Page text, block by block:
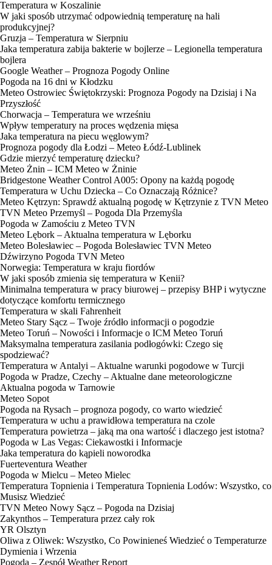
Temperatura w Koszalinie
W jaki sposób utrzymać odpowiednią temperaturę na hali
produkcyjnej?
Gruzja – Temperatura w Sierpniu
Jaka temperatura zabija bakterie w bojlerze – Legionella temperatura
bojlera
Google Weather – Prognoza Pogody Online
Pogoda na 16 dni w Kłodzku
Meteo Ostrowiec Świętokrzyski: Prognoza Pogody na Dzisiaj i Na
Przyszłość
Chorwacja – Temperatura we wrześniu
Wpływ temperatury na proces wędzenia mięsa
Jaka temperatura na piecu węglowym?
Prognoza pogody dla Łodzi – Meteo Łódź-Lublinek
Gdzie mierzyć temperaturę dziecku?
Meteo Żnin – ICM Meteo w Żninie
Bridgestone Weather Control A005: Opony na każdą pogodę
Temperatura w Uchu Dziecka – Co Oznaczają Różnice?
Meteo Kętrzyn: Sprawdź aktualną pogodę w Kętrzynie z TVN Meteo
TVN Meteo Przemyśl – Pogoda Dla Przemyśla
Pogoda w Zamościu z Meteo TVN
Meteo Lębork – Aktualna temperatura w Lęborku
Meteo Bolesławiec – Pogoda Bolesławiec TVN Meteo
Dźwirzyno Pogoda TVN Meteo
Norwegia: Temperatura w kraju fiordów
W jaki sposób zmienia się temperatura w Kenii?
Minimalna temperatura w pracy biurowej – przepisy BHP i wytyczne
dotyczące komfortu termicznego
Temperatura w skali Fahrenheit
Meteo Stary Sącz – Twoje źródło informacji o pogodzie
Meteo Toruń – Nowości i Informacje o ICM Meteo Toruń
Maksymalna temperatura zasilania podłogówki: Czego się
spodziewać?
Temperatura w Antalyi – Aktualne warunki pogodowe w Turcji
Pogoda w Pradze, Czechy – Aktualne dane meteorologiczne
Aktualna pogoda w Tarnowie
Meteo Sopot
Pogoda na Rysach – prognoza pogody, co warto wiedzieć
Temperatura w uchu a prawidłowa temperatura na czole
Temperatura powietrza – jaką ma ona wartość i dlaczego jest istotna?
Pogoda w Las Vegas: Ciekawostki i Informacje
Jaka temperatura do kąpieli noworodka
Fuerteventura Weather
Pogoda w Mielcu – Meteo Mielec
Temperatura Topnienia i Temperatura Topnienia Lodów: Wszystko, co
Musisz Wiedzieć
TVN Meteo Nowy Sącz – Pogoda na Dzisiaj
Zakynthos – Temperatura przez cały rok
YR Olsztyn
Oliwa z Oliwek: Wszystko, Co Powinieneś Wiedzieć o Temperaturze
Dymienia i Wrzenia
Pogoda – Zespół Weather Report